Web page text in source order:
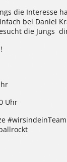
die Interesse
bei Daniel
die Jungs
Uhr